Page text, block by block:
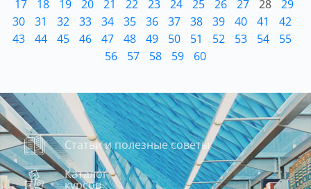
17
18 19 20 21 22 23 24 25 26 27 28
29
30
31 32 33 34 35 36 37 38 39 40 41
42
43
44 45 46 47 48 49 50 51 52 53 54
55
56
57 58 59 60
Статьи и полезные советы
Каталог
курсов